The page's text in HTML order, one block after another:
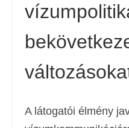
A látogatói élmény